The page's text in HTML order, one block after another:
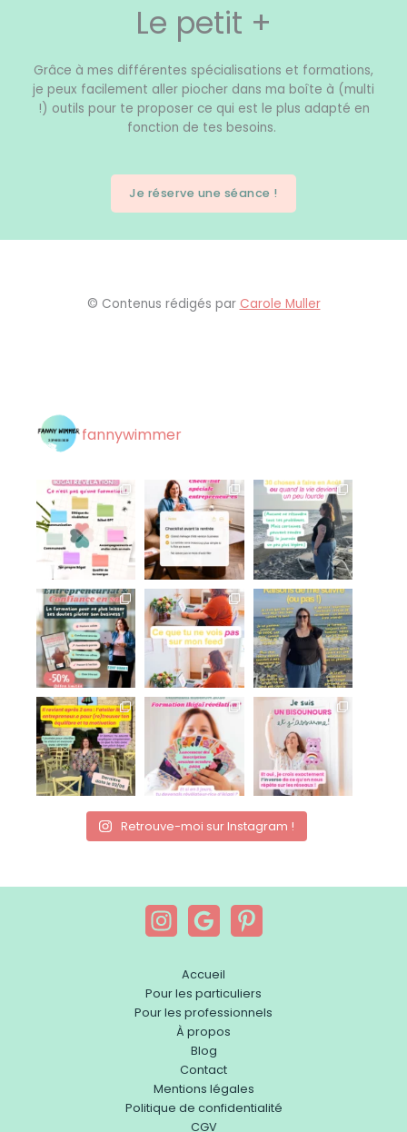
Le petit +
Grâce à mes différentes spécialisations et formations,
je peux facilement aller piocher dans ma boîte à (multi
!) outils pour te proposer ce qui est le plus adapté en
fonction de tes besoins.
Je réserve une séance !
© Contenus rédigés par Carole Muller
fannywimmer
Retrouve-moi sur Instagram !
Accueil
Pour les particuliers
Pour les professionnels
À propos
Blog
Contact
Mentions légales
Politique de confidentialité
CGV